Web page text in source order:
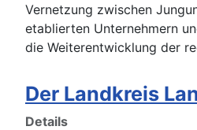
Vernetzung zwischen
etablierten Unternehmern
die Weiterentwicklung der
Der Landkreis
Details